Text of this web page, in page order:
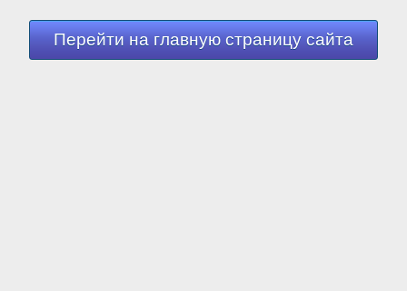
Перейти на главную страницу сайта